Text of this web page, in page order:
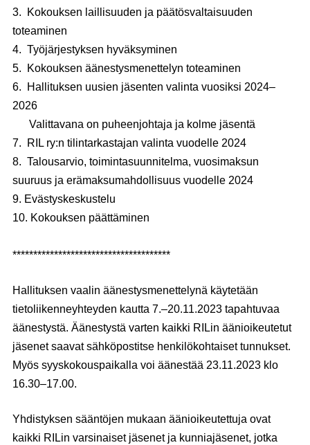
3. Kokouksen laillisuuden ja päätösvaltaisuuden
toteaminen
4. Työjärjestyksen hyväksyminen
5. Kokouksen äänestysmenettelyn toteaminen
6. Hallituksen uusien jäsenten valinta vuosiksi 2024–
2026
Valittavana on puheenjohtaja ja kolme jäsentä
7. RIL ry:n tilintarkastajan valinta vuodelle 2024
8. Talousarvio, toimintasuunnitelma, vuosimaksun
suuruus ja erämaksumahdollisuus vuodelle 2024
9. Evästyskeskustelu
10. Kokouksen päättäminen
**************************************
Hallituksen vaalin äänestysmenettelynä käytetään
tietoliikenneyhteyden kautta 7.–20.11.2023 tapahtuvaa
äänestystä. Äänestystä varten kaikki RILin äänioikeutetut
jäsenet saavat sähköpostitse henkilökohtaiset tunnukset.
Myös syyskokouspaikalla voi äänestää 23.11.2023 klo
16.30–17.00.
Yhdistyksen sääntöjen mukaan äänioikeutettuja ovat
kaikki RILin varsinaiset jäsenet ja kunniajäsenet, jotka